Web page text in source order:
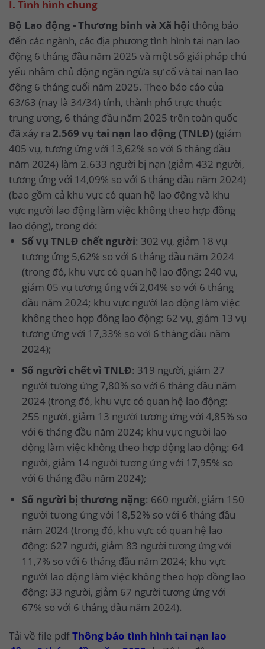
I. Tình hình chung
Bộ Lao động - Thương binh và Xã hội thông báo
đến các ngành, các địa phương tình hình tai nạn lao
động 6 tháng đầu năm 2025 và một số giải pháp chủ
yếu nhằm chủ động ngăn ngừa sự cố và tai nạn lao
động 6 tháng cuối năm 2025. Theo báo cáo của
63/63 (nay là 34/34) tỉnh, thành phố trực thuộc
trung ương, 6 tháng đầu năm 2025 trên toàn quốc
đã xảy ra 2.569 vụ tai nạn lao động (TNLĐ) (giảm
405 vụ, tương ứng với 13,62% so với 6 tháng đầu
năm 2024) làm 2.633 người bị nạn (giảm 432 người,
tương ứng với 14,09% so với 6 tháng đầu năm 2024)
(bao gồm cả khu vực có quan hệ lao động và khu
vực người lao động làm việc không theo hợp đồng
lao động), trong đó:
Số vụ TNLĐ chết người: 302 vụ, giảm 18 vụ
tương ứng 5,62% so với 6 tháng đầu năm 2024
(trong đó, khu vực có quan hệ lao động: 240 vụ,
giảm 05 vụ tương úng với 2,04% so với 6 tháng
đầu năm 2024; khu vực người lao động làm việc
không theo hợp đồng lao động: 62 vụ, giảm 13 vụ
tương ứng với 17,33% so với 6 tháng đầu năm
2024);
Số người chết vì TNLĐ: 319 người, giảm 27
người tương ứng 7,80% so với 6 tháng đầu năm
2024 (trong đó, khu vực có quan hệ lao động:
255 người, giảm 13 người tương ứng với 4,85% so
với 6 tháng đầu năm 2024; khu vực người lao
động làm việc không theo hợp động lao động: 64
người, giảm 14 người tương ứng với 17,95% so
với 6 tháng đầu năm 2024);
Số người bị thương nặng: 660 người, giảm 150
người tương ứng với 18,52% so với 6 tháng đầu
năm 2024 (trong đó, khu vực có quan hệ lao
động: 627 người, giảm 83 người tương ứng với
11,7% so với 6 tháng đầu năm 2024; khu vực
người lao động làm việc không theo hợp đồng lao
động: 33 người, giảm 67 người tương ứng với
67% so với 6 tháng đầu năm 2024).
Tải về file pdfThông báo tình hình tai nạn lao